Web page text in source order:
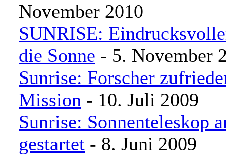
November 2010
SUNRISE:
die Sonne - 5. November
Sunrise: Forscher
Mission - 10. Juli 2009
Sunrise: Sonnenteleskop
gestartet - 8. Juni 2009